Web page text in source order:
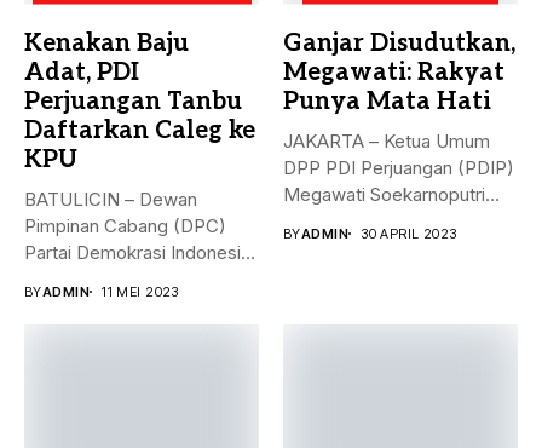
Kenakan Baju
Adat, PDI
Perjuangan Tanbu
Daftarkan Caleg ke
KPU
BATULICIN – Dewan
Pimpinan Cabang (DPC)
Partai Demokrasi Indonesia
BYADMIN 11 MEI 2023
Ganjar Disudutkan,
Megawati: Rakyat
Punya Mata Hati
JAKARTA – Ketua Umum
DPP PDI Perjuangan (PDIP)
Megawati Soekarnoputri
BYADMIN 30 APRIL 2023